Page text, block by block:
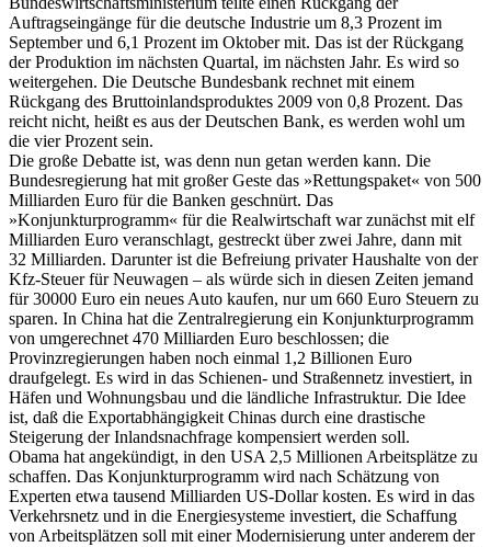
Auftragseingänge für die deutsche Industrie um 8,3 Prozent im
September und 6,1 Prozent im Oktober mit. Das ist der Rückgang
der Produktion im nächsten Quartal, im nächsten Jahr. Es wird so
weitergehen. Die Deutsche Bundesbank rechnet mit einem
Rückgang des Bruttoinlandsproduktes 2009 von 0,8 Prozent. Das
reicht nicht, heißt es aus der Deutschen Bank, es werden wohl um
die vier Prozent sein.
Die große Debatte ist, was denn nun getan werden kann. Die
Bundesregierung hat mit großer Geste das »Rettungspaket« von 500
Milliarden Euro für die Banken geschnürt. Das
»Konjunkturprogramm« für die Realwirtschaft war zunächst mit elf
Milliarden Euro veranschlagt, gestreckt über zwei Jahre, dann mit
32 Milliarden. Darunter ist die Befreiung privater Haushalte von der
Kfz-Steuer für Neuwagen – als würde sich in diesen Zeiten jemand
für 30000 Euro ein neues Auto kaufen, nur um 660 Euro Steuern zu
sparen. In China hat die Zentralregierung ein Konjunkturprogramm
von umgerechnet 470 Milliarden Euro beschlossen; die
Provinzregierungen haben noch einmal 1,2 Billionen Euro
draufgelegt. Es wird in das Schienen- und Straßennetz investiert, in
Häfen und Wohnungsbau und die ländliche Infrastruktur. Die Idee
ist, daß die Exportabhängigkeit Chinas durch eine drastische
Steigerung der Inlandsnachfrage kompensiert werden soll.
Obama hat angekündigt, in den USA 2,5 Millionen Arbeitsplätze zu
schaffen. Das Konjunkturprogramm wird nach Schätzung von
Experten etwa tausend Milliarden US-Dollar kosten. Es wird in das
Verkehrsnetz und in die Energiesysteme investiert, die Schaffung
von Arbeitsplätzen soll mit einer Modernisierung unter anderem der